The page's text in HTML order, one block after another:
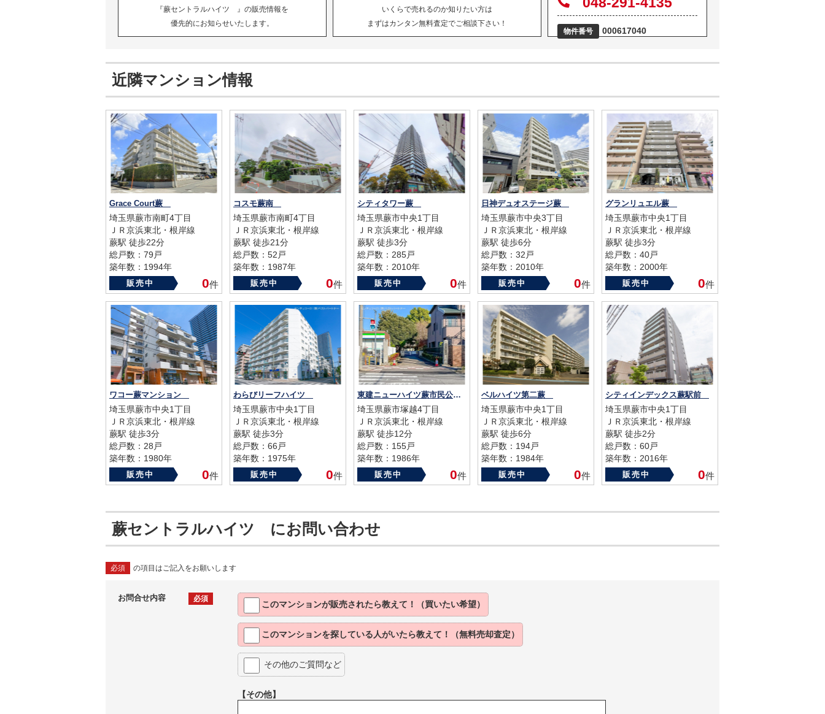
『蕨セントラルハイツ 』の販売情報を
優先的にお知らせいたします。
いくらで売れるのか知りたい方は
まずはカンタン無料査定でご相談下さい！
物件番号 000617040
近隣マンション情報
Grace Court蕨
埼玉県蕨市南町4丁目
ＪＲ京浜東北・根岸線
蕨駅 徒歩22分
総戸数：79戸
築年数：1994年
販売中 0件
コスモ蕨南
埼玉県蕨市南町4丁目
ＪＲ京浜東北・根岸線
蕨駅 徒歩21分
総戸数：52戸
築年数：1987年
販売中 0件
シティタワー蕨
埼玉県蕨市中央1丁目
ＪＲ京浜東北・根岸線
蕨駅 徒歩3分
総戸数：285戸
築年数：2010年
販売中 0件
日神デュオステージ蕨
埼玉県蕨市中央3丁目
ＪＲ京浜東北・根岸線
蕨駅 徒歩6分
総戸数：32戸
築年数：2010年
販売中 0件
グランリュエル蕨
埼玉県蕨市中央1丁目
ＪＲ京浜東北・根岸線
蕨駅 徒歩3分
総戸数：40戸
築年数：2000年
販売中 0件
ワコー蕨マンション
埼玉県蕨市中央1丁目
ＪＲ京浜東北・根岸線
蕨駅 徒歩3分
総戸数：28戸
築年数：1980年
販売中 0件
わらびリーフハイツ
埼玉県蕨市中央1丁目
ＪＲ京浜東北・根岸線
蕨駅 徒歩3分
総戸数：66戸
築年数：1975年
販売中 0件
東建ニューハイツ蕨市民公園
埼玉県蕨市塚越4丁目
ＪＲ京浜東北・根岸線
蕨駅 徒歩12分
総戸数：155戸
築年数：1986年
販売中 0件
ベルハイツ第二蕨
埼玉県蕨市中央1丁目
ＪＲ京浜東北・根岸線
蕨駅 徒歩6分
総戸数：194戸
築年数：1984年
販売中 0件
シティインデックス蕨駅前
埼玉県蕨市中央1丁目
ＪＲ京浜東北・根岸線
蕨駅 徒歩2分
総戸数：60戸
築年数：2016年
販売中 0件
蕨セントラルハイツ にお問い合わせ
必須 の項目はご記入をお願いします
お問合せ内容 必須
このマンションが販売されたら教えて！（買いたい希望）
このマンションを探している人がいたら教えて！（無料売却査定）
その他のご質問など
【その他】